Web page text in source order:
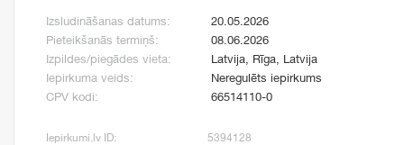
Izsludināšanas datums:
20.05.2026
Pieteikšanās termiņš:
08.06.2026
Izpildes/piegādes vieta:
Latvija, Rīga, Latvija
Iepirkuma veids:
Neregulēts iepirkums
CPV kodi:
66514110-0
Iepirkumi.lv ID: 5394128